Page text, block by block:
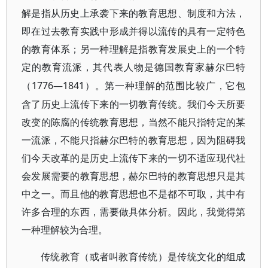
解是指从历史上承袭下来的教育思想、制度和方法，
即在过去教育实践中形成并得以流传的具有一定特色
的教育体系；另一种理解是指教育发展史上的一个特
定的教育流派，其代表人物是德国教育家赫尔巴特
（ 1776—1841）。第一种理解的范围比较广，它包
含了历史上流传下来的一切教育传统。我们今天所要
改变的陈腐的传统教育思想，当然不能只指特定的某
一流派，不能只指赫尔巴特的教育思想，因为阻碍我
们今天改革的是历史上流传下来的一切不适应现代社
会发展需要的教育思想，赫尔巴特的教育思想只是其
中之一。而且他的教育思想也不是都不可取，其中有
许多合理的东西，需要做具体分析。因此，我觉得第
一种理解较为合理。
传统教育（或者叫教育传统）是传统文化的组成